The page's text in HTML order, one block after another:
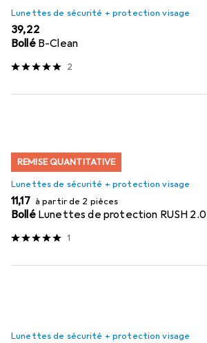
Lunettes de sécurité + protection visage
EUR
39,22
Bollé B-Clean
2
REMISE QUANTITATIVE
Lunettes de sécurité + protection visage
EUR
11,17 à partir de 2 pièces
Bollé Lunettes de protection RUSH 2.0
1
Lunettes de sécurité + protection visage